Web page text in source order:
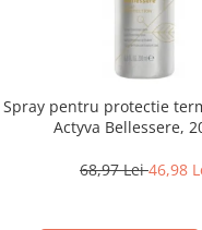
Spray pentru protectie
Actyva Bellessere,
68,97 Lei46,98